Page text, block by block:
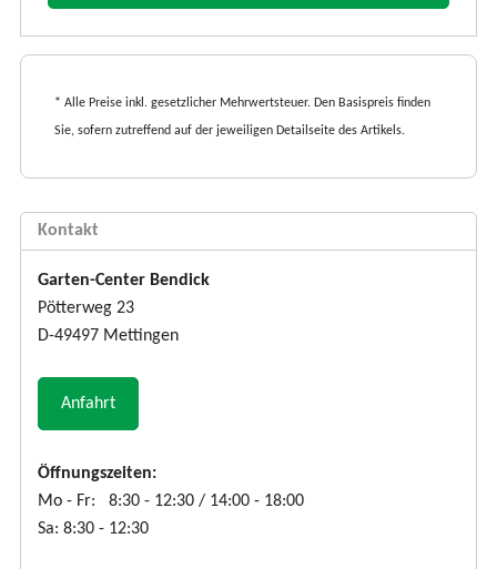
* Alle Preise inkl. gesetzlicher Mehrwertsteuer. Den Basispreis finden
Sie, sofern zutreffend auf der jeweiligen Detailseite des Artikels.
Kontakt
Garten-Center Bendick
Pötterweg 23
D-49497 Mettingen
Anfahrt
Öffnungszeiten:
Mo - Fr: 8:30 - 12:30 / 14:00 - 18:00
Sa: 8:30 - 12:30